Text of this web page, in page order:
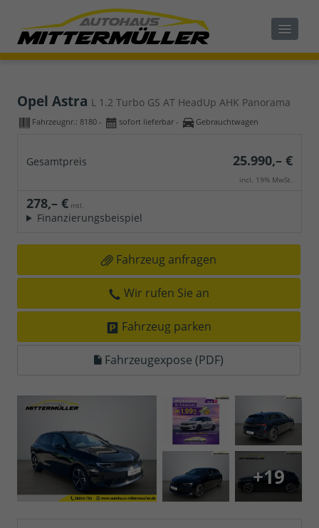
Opel Astra L 1.2 Turbo GS AT HeadUp AHK Panorama
Fahrzeugnr.: 8180 sofort lieferbar Gebrauchtwagen
Gesamtpreis 25.990,– €
incl. 19% MwSt.
278,– € mtl.
Finanzierungsbeispiel
Fahrzeug anfragen
Wir rufen Sie an
Fahrzeug parken
Fahrzeugexpose (PDF)
+19